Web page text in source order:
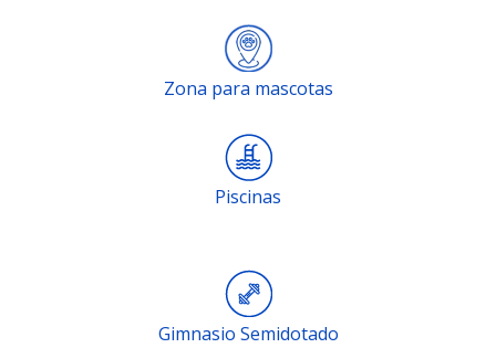
Zona para mascotas
Piscinas
Gimnasio Semidotado